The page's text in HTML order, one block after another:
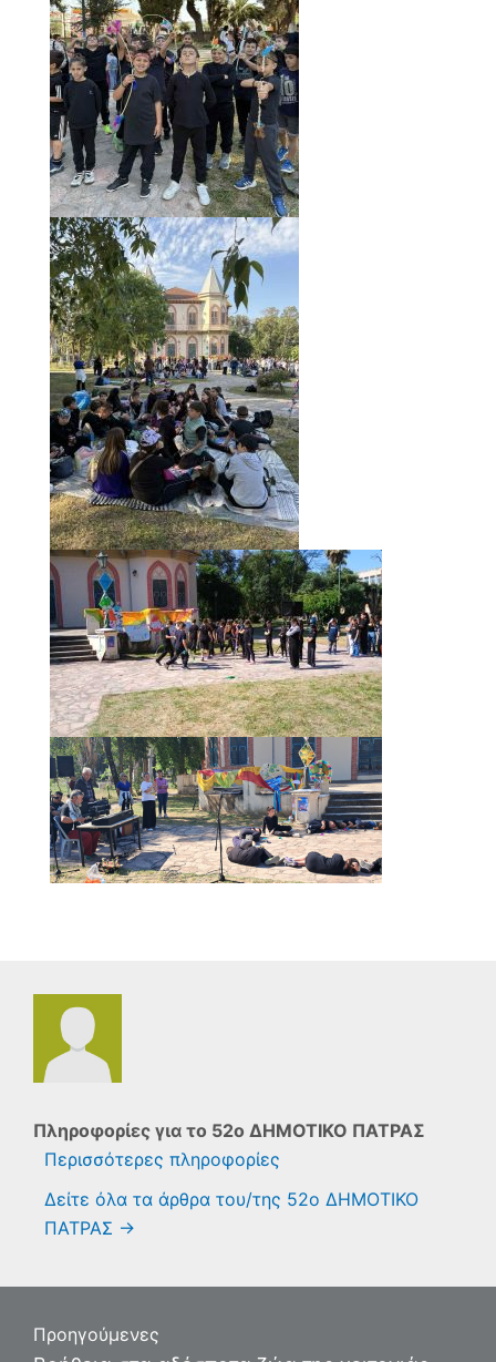
Πληροφορίες για το 52ο ΔΗΜΟΤΙΚΟ ΠΑΤΡΑΣ
Περισσότερες πληροφορίες
Δείτε όλα τα άρθρα του/της 52ο ΔΗΜΟΤΙΚΟ
ΠΑΤΡΑΣ →
άρθρων
Προηγούμενες